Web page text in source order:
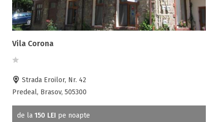
Cablu tv
Cazino
Ciubar
Discoteca
Fax
Vila Corona
Strada Eroilor, Nr. 42
Predeal, Brasov, 505300
de la 150 LEI pe noapte